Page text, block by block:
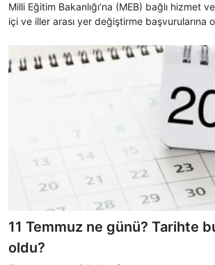
zaman?
Milli Eğitim Bakanlığı’na (MEB) bağlı hizmet
içi ve iller arası yer değiştirme başvurularına
değiştirebilmelerine olanak tanıyan bu
başlayacağı merak ediliyor. Peki, MEB
11 Temmuz ne günü? Tarihte
oldu?